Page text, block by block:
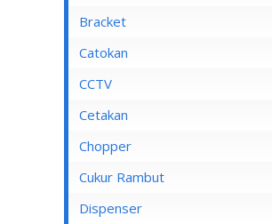
Blender Cosmos
Blender Kirin
Blender Maspion
Blender Miyako
MCB
MCB 1 Pole
MCB 2 Pole
MCB 3 Pole
MCB 4 Pole
Bracket
Catokan
CCTV
DVR
Cetakan
Chopper
Cukur Rambut
Dispenser